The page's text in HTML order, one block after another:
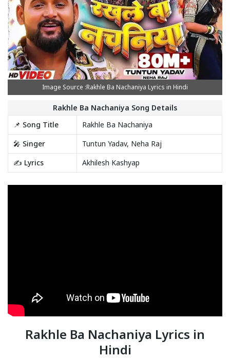
Image Source :Rakhle Ba Nachaniya Lyrics in Hindi
Rakhle Ba Nachaniya Song Details
📌 Song Title
Rakhle Ba Nachaniya
🎤 Singer
Tuntun Yadav, Neha Raj
✍️ Lyrics
Akhilesh Kashyap
Rakhle Ba Nachaniya Lyrics in
Hindi